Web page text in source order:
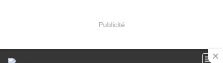
Publicité